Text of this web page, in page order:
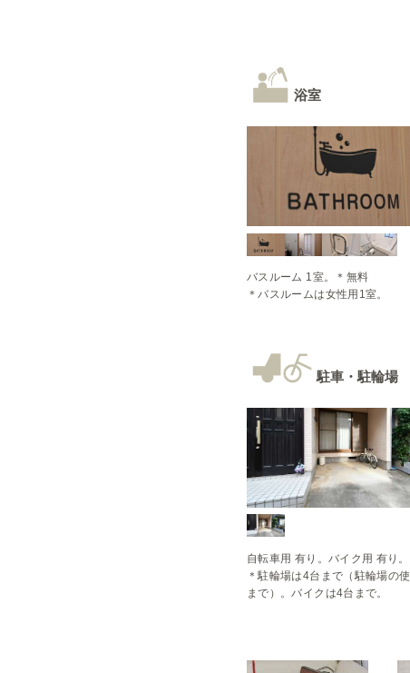
浴室
バスルーム 1室。＊無料
＊バスルームは女性用1室。
駐車・駐輪場
自転車用 有り。バイク用 有り。
＊駐輪場は4台まで（駐輪場の
まで）。バイクは4台まで。